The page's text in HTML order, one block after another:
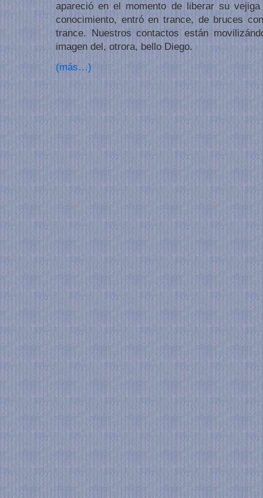
apareció en el momento de liberar su
conocimiento, entró en trance, de bruces
trance. Nuestros contactos están
imagen del, otrora, bello Diego.
(más…)